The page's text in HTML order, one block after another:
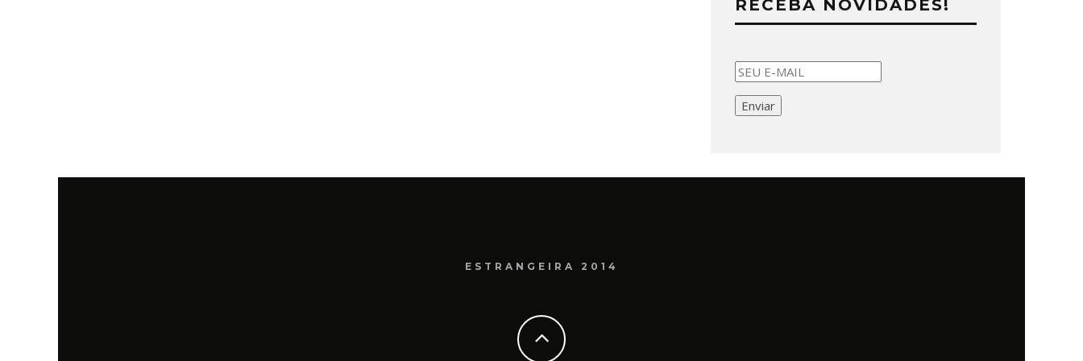
RECEBA NOVIDADES!
ESTRANGEIRA 2014